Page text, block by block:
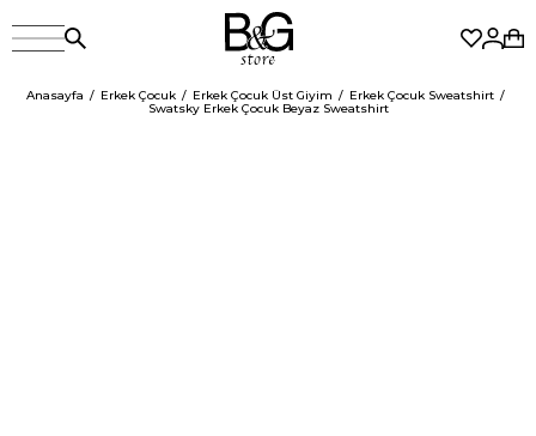
Anasayfa Erkek Çocuk Erkek Çocuk Üst Giyim
Erkek Çocuk Sweatshirt
Swatsky Erkek Çocuk Beyaz Sweatshirt